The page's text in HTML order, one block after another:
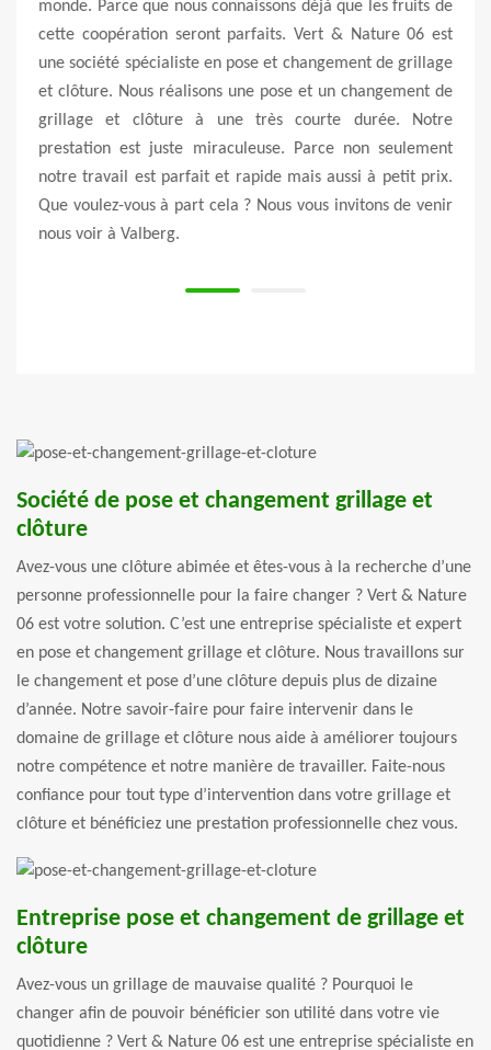
monde. Parce que nous connaissons déjà que les fruits de
cette coopération seront parfaits. Vert & Nature 06 est
une société spécialiste en pose et changement de grillage
et clôture. Nous réalisons une pose et un changement de
grillage et clôture à une très courte durée. Notre
prestation est juste miraculeuse. Parce non seulement
notre travail est parfait et rapide mais aussi à petit prix.
Que voulez-vous à part cela ? Nous vous invitons de venir
nous voir à Valberg.
Société de pose et changement grillage et
clôture
Avez-vous une clôture abimée et êtes-vous à la recherche d’une
personne professionnelle pour la faire changer ? Vert & Nature
06 est votre solution. C’est une entreprise spécialiste et expert
en pose et changement grillage et clôture. Nous travaillons sur
le changement et pose d’une clôture depuis plus de dizaine
d’année. Notre savoir-faire pour faire intervenir dans le
domaine de grillage et clôture nous aide à améliorer toujours
notre compétence et notre manière de travailler. Faite-nous
confiance pour tout type d’intervention dans votre grillage et
clôture et bénéficiez une prestation professionnelle chez vous.
Entreprise pose et changement de grillage et
clôture
Avez-vous un grillage de mauvaise qualité ? Pourquoi le
changer afin de pouvoir bénéficier son utilité dans votre vie
quotidienne ? Vert & Nature 06 est une entreprise spécialiste en